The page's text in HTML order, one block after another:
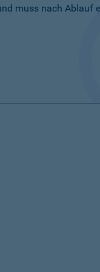
muss nach Ablauf